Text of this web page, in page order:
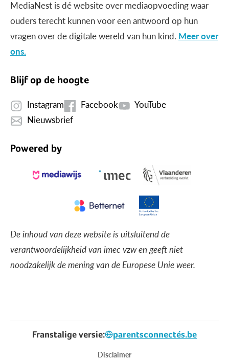
MediaNest is dé website over mediaopvoeding waar
ouders terecht kunnen voor een antwoord op hun
vragen over de digitale wereld van hun kind. Meer over
ons.
Blijf op de hoogte
Instagram Facebook
YouTube
Nieuwsbrief
Powered by
De inhoud van deze website is uitsluitend de
verantwoordelijkheid van imec vzw en geeft niet
noodzakelijk de mening van de Europese Unie weer.
Franstalige versie: parentsconnectés.be
Disclaimer